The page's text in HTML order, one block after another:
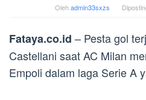
Olehadmin33sxzs
Fataya.co.id – Pesta gol
Castellani saat AC Milan
Empoli dalam laga Serie A